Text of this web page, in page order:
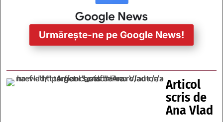
Urmărește-ne pe Google News!
Articol
scris de
Ana Vlad